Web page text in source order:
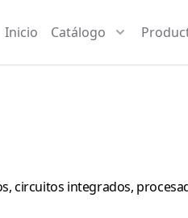
Inicio Catálogo
circuitos integrados,